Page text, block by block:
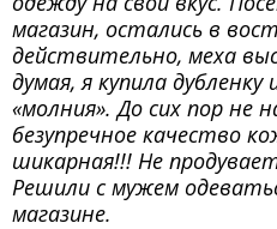
магазин, остались в
действительно, меха
думая, я купила
«молния». До сих пор не
безупречное качество
шикарная!!! Не
Решили с мужем
магазине.